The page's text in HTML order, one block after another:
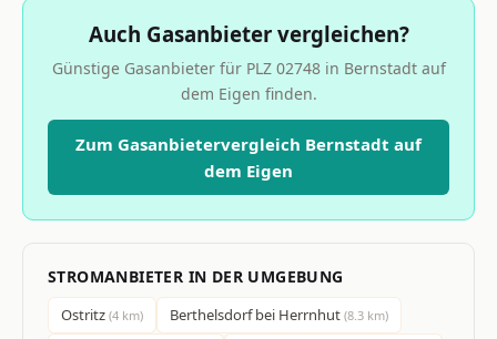
Auch Gasanbieter vergleichen?
Günstige Gasanbieter für PLZ 02748 in Bernstadt auf
dem Eigen finden.
Zum Gasanbietervergleich Bernstadt auf
dem Eigen
STROMANBIETER IN DER UMGEBUNG
Ostritz (4 km) Berthelsdorf bei Herrnhut (8.3 km)